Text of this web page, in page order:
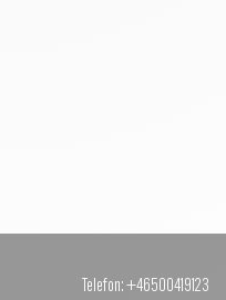
Telefon: +46500419123